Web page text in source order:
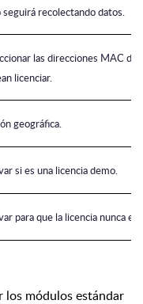
seguirá recolectando datos.
las direcciones MAC de
licenciar.
geográfica.
si es una licencia demo.
para que la licencia nunca
los módulos estándar